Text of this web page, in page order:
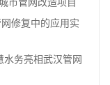
市管网改造项目
修复中的应用实
务亮相武汉管网